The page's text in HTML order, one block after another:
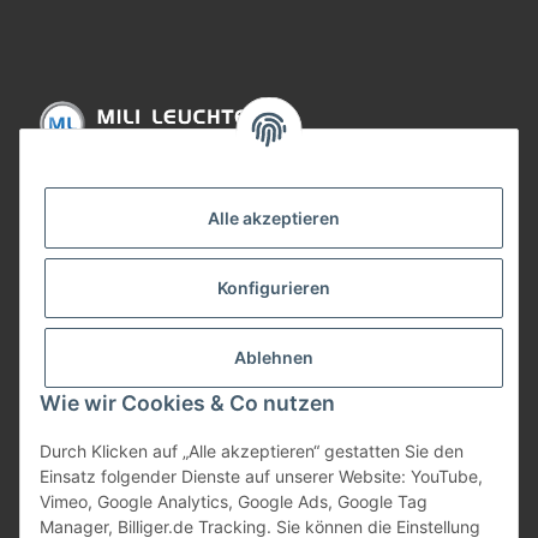
Alle akzeptieren
Konfigurieren
Ablehnen
Wie wir Cookies & Co nutzen
Durch Klicken auf „Alle akzeptieren“ gestatten Sie den
Einsatz folgender Dienste auf unserer Website: YouTube,
Vimeo, Google Analytics, Google Ads, Google Tag
Manager, Billiger.de Tracking. Sie können die Einstellung
Gesetzliche Informationen
Bezahlung